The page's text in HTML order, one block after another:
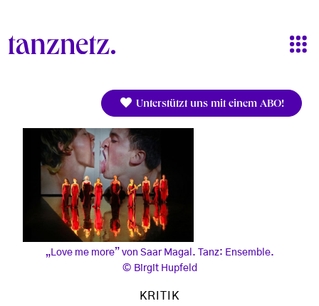
Unterstützt uns mit einem ABO!
„Love me more” von Saar Magal. Tanz: Ensemble.
Birgit Hupfeld
KRITIK